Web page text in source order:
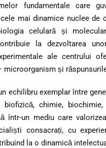
fundamentale care
mai dinamice nuclee de
celulară și
la dezvoltarea
ale centrului
microorganism și
echilibru exemplar între
chimie,
într-un mediu care
consacrați, cu
la o dinamică